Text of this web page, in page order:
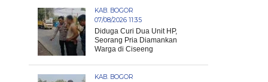
KAB. BOGOR
07/08/2026 11:35
Diduga Curi Dua Unit HP,
Seorang Pria Diamankan
Warga di Ciseeng
KAB. BOGOR